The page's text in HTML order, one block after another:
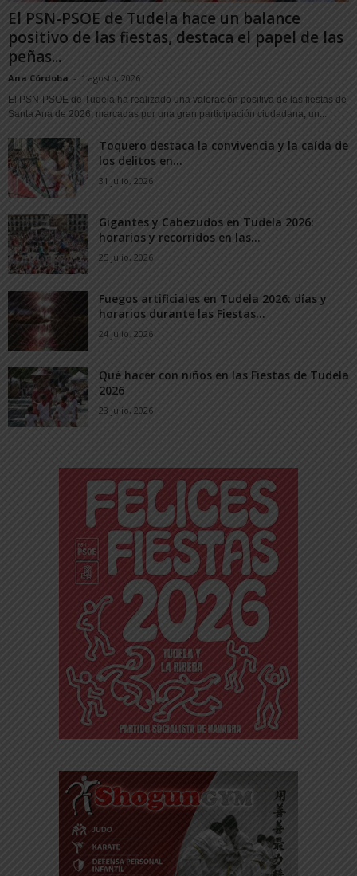
El PSN-PSOE de Tudela hace un balance
positivo de las fiestas, destaca el papel de las
peñas...
Ana Córdoba - 1 agosto, 2026
El PSN-PSOE de Tudela ha realizado una valoración positiva de las fiestas de
Santa Ana de 2026, marcadas por una gran participación ciudadana, un...
Toquero destaca la convivencia y la caída de
los delitos en...
31 julio, 2026
Gigantes y Cabezudos en Tudela 2026:
horarios y recorridos en las...
25 julio, 2026
Fuegos artificiales en Tudela 2026: días y
horarios durante las Fiestas...
24 julio, 2026
Qué hacer con niños en las Fiestas de Tudela
2026
23 julio, 2026